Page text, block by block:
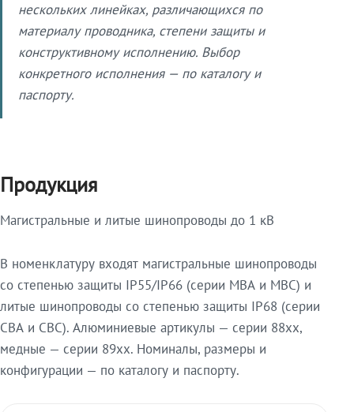
нескольких линейках, различающихся по
материалу проводника, степени защиты и
конструктивному исполнению. Выбор
конкретного исполнения — по каталогу и
паспорту.
Продукция
Магистральные и литые шинопроводы до 1 кВ
В номенклатуру входят магистральные шинопроводы
со степенью защиты IP55/IP66 (серии МВА и МВС) и
литые шинопроводы со степенью защиты IP68 (серии
СВА и СВС). Алюминиевые артикулы — серии 88xx,
медные — серии 89xx. Номиналы, размеры и
конфигурации — по каталогу и паспорту.